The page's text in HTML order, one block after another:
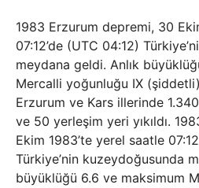
1983 Erzurum depremi, 30
07:12’de (UTC 04:12)
meydana geldi. Anlık
Mercalli yoğunluğu IX
Erzurum ve Kars illerinde
ve 50 yerleşim yeri yıkıldı.
Ekim 1983’te yerel saatle
Türkiye’nin kuzeydoğusunda
büyüklüğü 6.6 ve maksimum